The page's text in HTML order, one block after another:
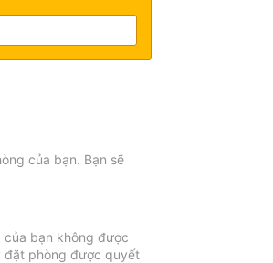
của bạn. Bạn sẽ
của bạn không được
đặt phòng được quyết